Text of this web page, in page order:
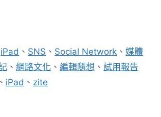
iPad 、 SNS 、 Social Network 、媒體
、 網路文化 、 編輯隨想 、 試用報告
、 iPad 、 zite